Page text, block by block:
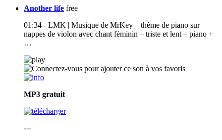
Another life free
01:34 - LMK | Musique de MrKey – thème de piano sur
nappes de violon avec chant féminin – triste et lent – piano +
…
MP3 gratuit
---